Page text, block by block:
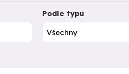
Podle typu